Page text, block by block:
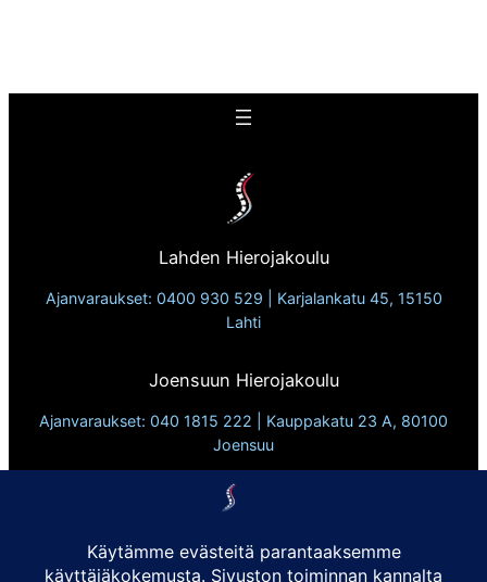
Lahden Hierojakoulu
Ajanvaraukset: 0400 930 529 | Karjalankatu 45, 15150
Lahti
Joensuun Hierojakoulu
Ajanvaraukset: 040 1815 222 | Kauppakatu 23 A, 80100
Joensuu
Lappeen Hierojakoulu
Ajanvaraukset: 0500 1200 68 | Valtakatu 36 A, 53100
Lappeenranta